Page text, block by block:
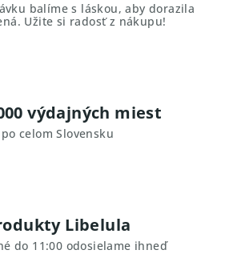
balíme s láskou, aby dorazila
Užite si radosť z nákupu!
výdajných miest
po celom Slovensku
Libelula
do 11:00 odosielame ihneď